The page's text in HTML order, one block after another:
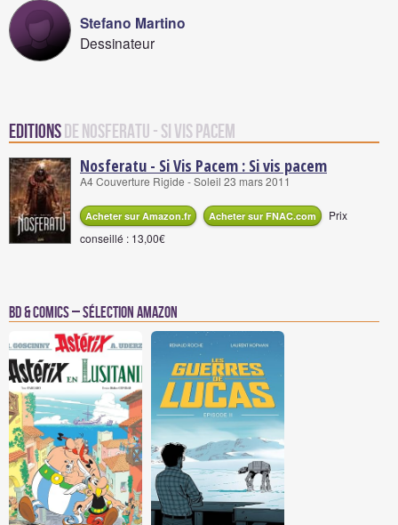
Stefano Martino
Dessinateur
Editionsde Nosferatu - Si Vis Pacem
Nosferatu - Si Vis Pacem : Si vis pacem
A4 Couverture Rigide - Soleil 23 mars 2011
Acheter sur Amazon.fr Acheter sur FNAC.com
Prix
conseillé : 13,00€
BD & Comics – Sélection Amazon